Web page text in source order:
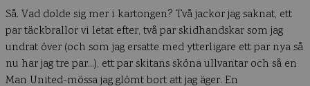
Så. Vad dolde sig mer i kartongen? Två jackor jag saknat, ett
par täckbrallor vi letat efter, två par skidhandskar som jag
undrat över (och som jag ersatte med ytterligare ett par nya så
nu har jag tre par…), ett par skitans sköna ullvantar och så en
Man United-mössa jag glömt bort att jag äger. En